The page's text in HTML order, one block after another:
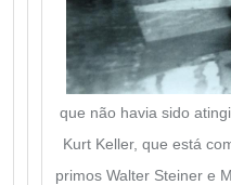
que não havia sido
Kurt Keller, que está
primos Walter Steiner e